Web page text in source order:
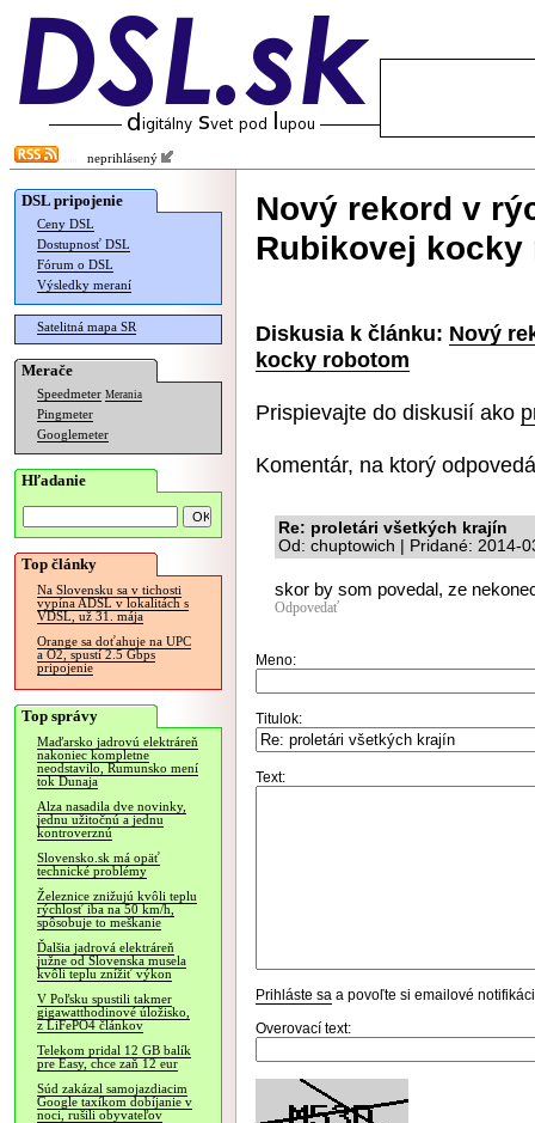
neprihlásený
DSL pripojenie
Ceny DSL
Dostupnosť DSL
Fórum o DSL
Výsledky meraní
Satelitná mapa SR
Merače
Speedmeter Merania
Pingmeter
Googlemeter
Hľadanie
Top články
Na Slovensku sa v tichosti
vypína ADSL v lokalitách s
VDSL, už 31. mája
Orange sa doťahuje na UPC
a O2, spustí 2.5 Gbps
pripojenie
Top správy
Maďarsko jadrovú elektráreň
nakoniec kompletne
neodstavilo, Rumunsko mení
tok Dunaja
Alza nasadila dve novinky,
jednu užitočnú a jednu
kontroverznú
Slovensko.sk má opäť
technické problémy
Železnice znižujú kvôli teplu
rýchlosť iba na 50 km/h,
spôsobuje to meškanie
Ďalšia jadrová elektráreň
južne od Slovenska musela
kvôli teplu znížiť výkon
V Poľsku spustili takmer
gigawatthodinové úložisko,
z LiFePO4 článkov
Telekom pridal 12 GB balík
pre Easy, chce zaň 12 eur
Súd zakázal samojazdiacim
Google taxíkom dobíjanie v
noci, rušili obyvateľov
Nový rekord v
Rubikovej kocky
Diskusia k článku: Nový
kocky robotom
Prispievajte do diskusií ako
Komentár, na ktorý
Re: proletári všetkých krajín
Od: chuptowich | Pridané: 2014-
skor by som povedal, ze
Odpovedať
Meno:
Titulok:
Text:
Prihláste sa a povoľte si emailové
Overovací text: